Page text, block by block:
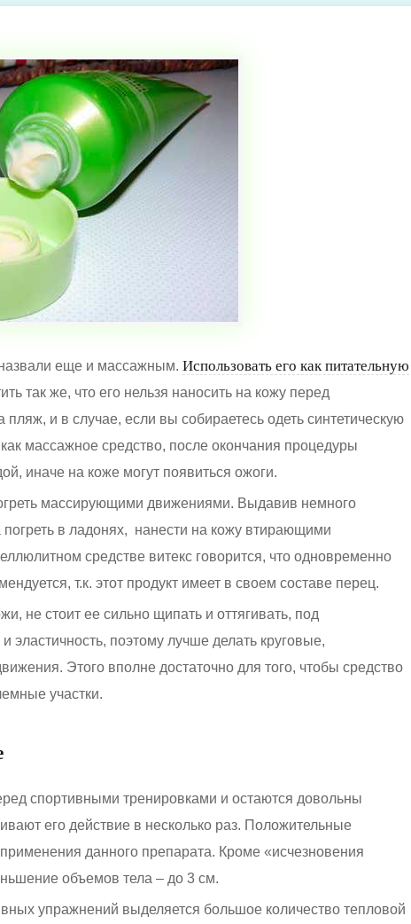
еще и массажным. Использовать его как питательную
так же, что его нельзя наносить на кожу перед
и в случае, если вы собираетесь одеть синтетическую
массажное средство, после окончания процедуры
иначе на коже могут появиться ожоги.
массирующими движениями. Выдавив немного
погреть в ладонях, нанести на кожу втирающими
средстве витекс говорится, что одновременно
т.к. этот продукт имеет в своем составе перец.
не стоит ее сильно щипать и оттягивать, под
эластичность, поэтому лучше делать круговые,
Этого вполне достаточно для того, чтобы средство
участки.
спортивными тренировками и остаются довольны
его действие в несколько раз. Положительные
данного препарата. Кроме «исчезновения
объемов тела – до 3 см.
упражнений выделяется большое количество тепловой